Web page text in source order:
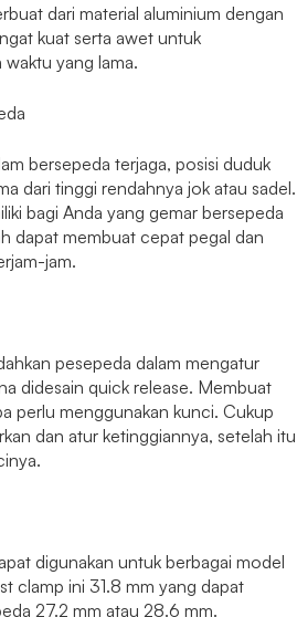
dari material aluminium dengan
kuat serta awet untuk
yang lama.
bersepeda terjaga, posisi duduk
dari tinggi rendahnya jok atau sadel.
bagi Anda yang gemar bersepeda
dapat membuat cepat pegal dan
jam.
pesepeda dalam mengatur
didesain quick release. Membuat
perlu menggunakan kunci. Cukup
dan atur ketinggiannya, setelah itu
digunakan untuk berbagai model
clamp ini 31.8 mm yang dapat
27.2 mm atau 28.6 mm.